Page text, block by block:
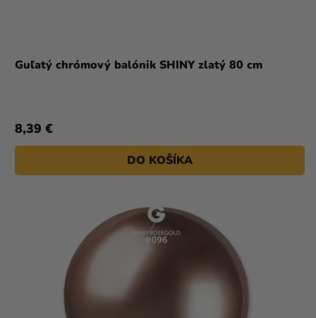
Guľatý chrómový balónik SHINY zlatý 80 cm
8,39 €
DO KOŠÍKA